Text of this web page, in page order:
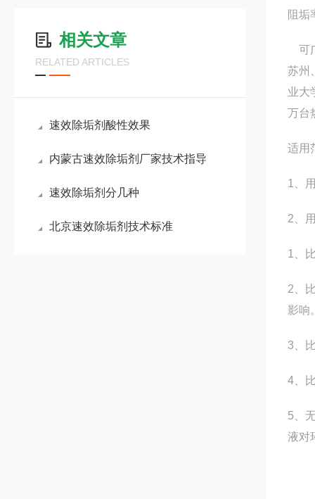
相关文章
RELATED ARTICLES
速效除垢剂酸性效果
内蒙古速效除垢剂厂家技术指导
速效除垢剂分几种
北京速效除垢剂技术标准
阻垢
可
苏州
业大
万台
适用
1、
2、
1、
2、
影响
3、
4、
5、
液对